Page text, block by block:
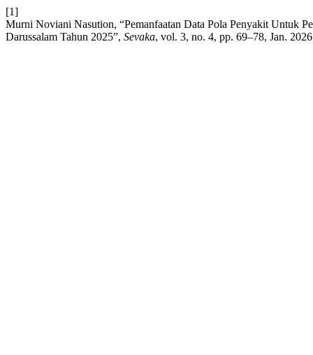
[1]
Murni Noviani Nasution, “Pemanfaatan Data Pola Penyakit Untuk
Darussalam Tahun 2025”, Sevaka, vol. 3, no. 4, pp. 69–78, Jan.